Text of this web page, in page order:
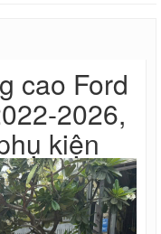
cao Ford
2026,
kiện